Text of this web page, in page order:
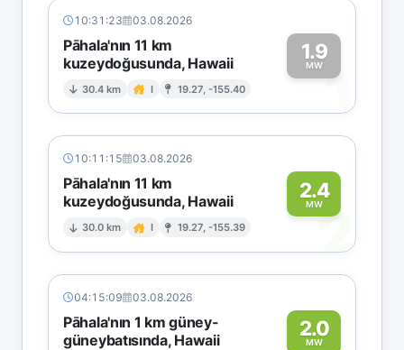
10:31:23 03.08.2026
Pāhala'nın 11 km
kuzeydoğusunda, Hawaii
30.4 km I 19.27, -155.40
1.9
MW1
10:11:15 03.08.2026
Pāhala'nın 11 km
kuzeydoğusunda, Hawaii
30.0 km I 19.27, -155.39
2.4
MW2
04:15:09 03.08.2026
Pāhala'nın 1 km güney-
güneybatısında, Hawaii
2.0
MW